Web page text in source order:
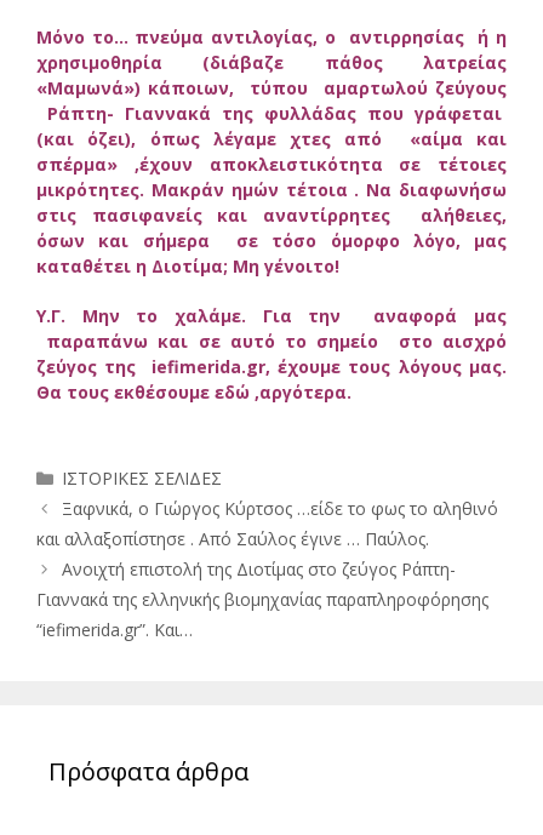
Μόνο το… πνεύμα αντιλογίας, ο αντιρρησίας ή η
χρησιμοθηρία (διάβαζε πάθος λατρείας
«Μαμωνά») κάποιων, τύπου αμαρτωλού ζεύγους
Ράπτη- Γιαννακά της φυλλάδας που γράφεται
(και όζει), όπως λέγαμε χτες από «αίμα και
σπέρμα» ,έχουν αποκλειστικότητα σε τέτοιες
μικρότητες. Μακράν ημών τέτοια . Να διαφωνήσω
στις πασιφανείς και αναντίρρητες αλήθειες,
όσων και σήμερα σε τόσο όμορφο λόγο, μας
καταθέτει η Διοτίμα; Μη γένοιτο!
Υ.Γ. Μην το χαλάμε. Για την αναφορά μας
παραπάνω και σε αυτό το σημείο στο αισχρό
ζεύγος της iefimerida.gr, έχουμε τους λόγους μας.
Θα τους εκθέσουμε εδώ ,αργότερα.
Κατηγορίες
ΙΣΤΟΡΙΚΕΣ ΣΕΛΙΔΕΣ
Ξαφνικά, ο Γιώργος Κύρτσος …είδε το φως το αληθινό
και αλλαξοπίστησε . Από Σαύλος έγινε … Παύλος.
Ανοιχτή επιστολή της Διοτίμας στο ζεύγος Ράπτη-
Γιαννακά της ελληνικής βιομηχανίας παραπληροφόρησης
“iefimerida.gr”. Και…
Πρόσφατα άρθρα